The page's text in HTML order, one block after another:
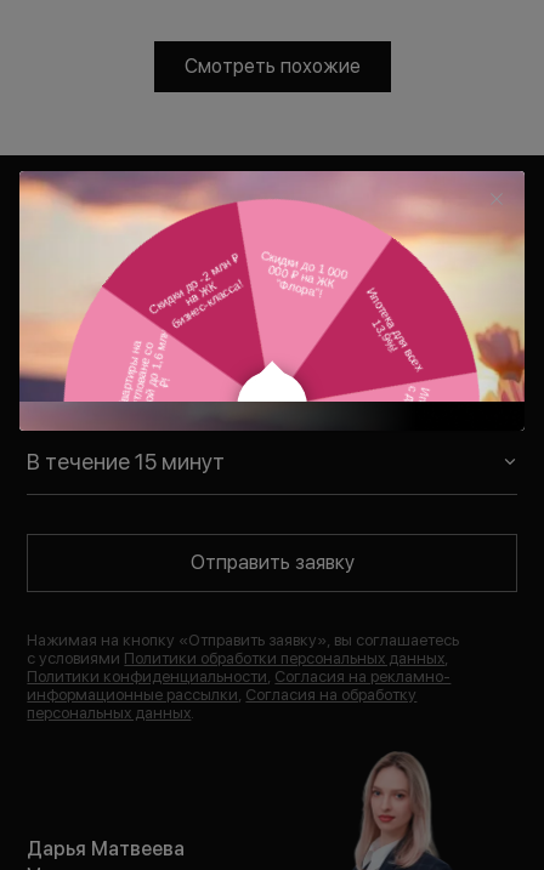
Смотреть похожие
Консультация
Ваш персональный менеджер
свяжется с Вами в удобное для Вас
В течение 15 минут
Отправить заявку
Нажимая на кнопку «Отправить заявку», вы соглашаетесь
с условиями Политики обработки персональных данных
Политики конфиденциальности Согласия на рекламно-
информационные рассылки Согласия на обработку
персональных данных
Дарья Матвеева